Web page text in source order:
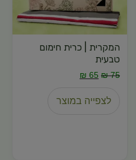
המקרית | כרית חימום
טבעית
75
₪
65
₪
לצפייה במוצר